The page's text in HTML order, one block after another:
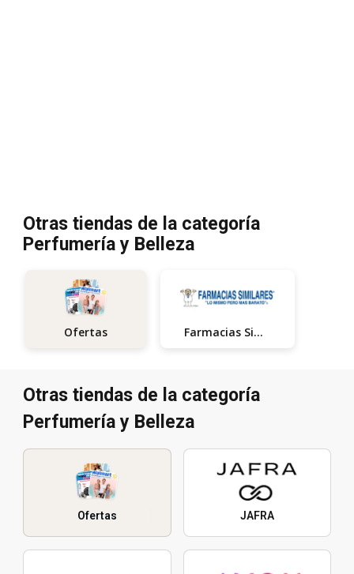
Otras tiendas de la categoría
Perfumería y Belleza
Ofertas Farmacias Similares
Otras tiendas de la categoría
Perfumería y Belleza
Ofertas JAFRA